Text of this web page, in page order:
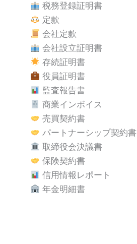
税務登録証明書
定款
会社定款
会社設立証明書
存続証明書
役員証明書
監査報告書
商業インボイス
売買契約書
パートナーシップ契約書
取締役会決議書
保険契約書
信用情報レポート
年金明細書